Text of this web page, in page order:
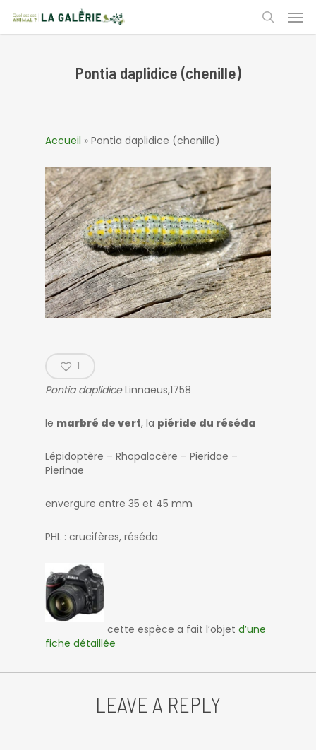
main
search
Pontia daplidice (chenille)
Accueil » Pontia daplidice (chenille)
1
Pontia daplidiceLinnaeus,1758
le marbré de vert, la piéride du réséda
Lépidoptère – Rhopalocère – Pieridae –
Pierinae
envergure entre 35 et 45 mm
PHL : crucifères, réséda
cette espèce a fait l’objet d’une
fiche détaillée
LEAVE A REPLY